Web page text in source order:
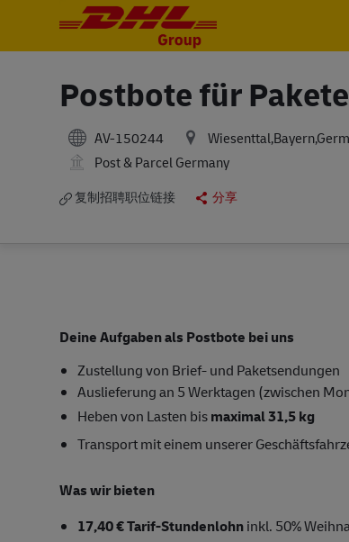
Postbote für
AV-150244
Post & Parcel Germany
复制招聘职位链接 分享
Deine Aufgaben als Postbote bei uns
Zustellung von Brief- und Paketsendungen
Auslieferung an 5 Werktagen (zwischen
Heben von Lasten bismaximal 31,5 kg
Transport mit einem unserer
Was wir bieten
17,40 € Tarif-Stundenlohninkl. 50%